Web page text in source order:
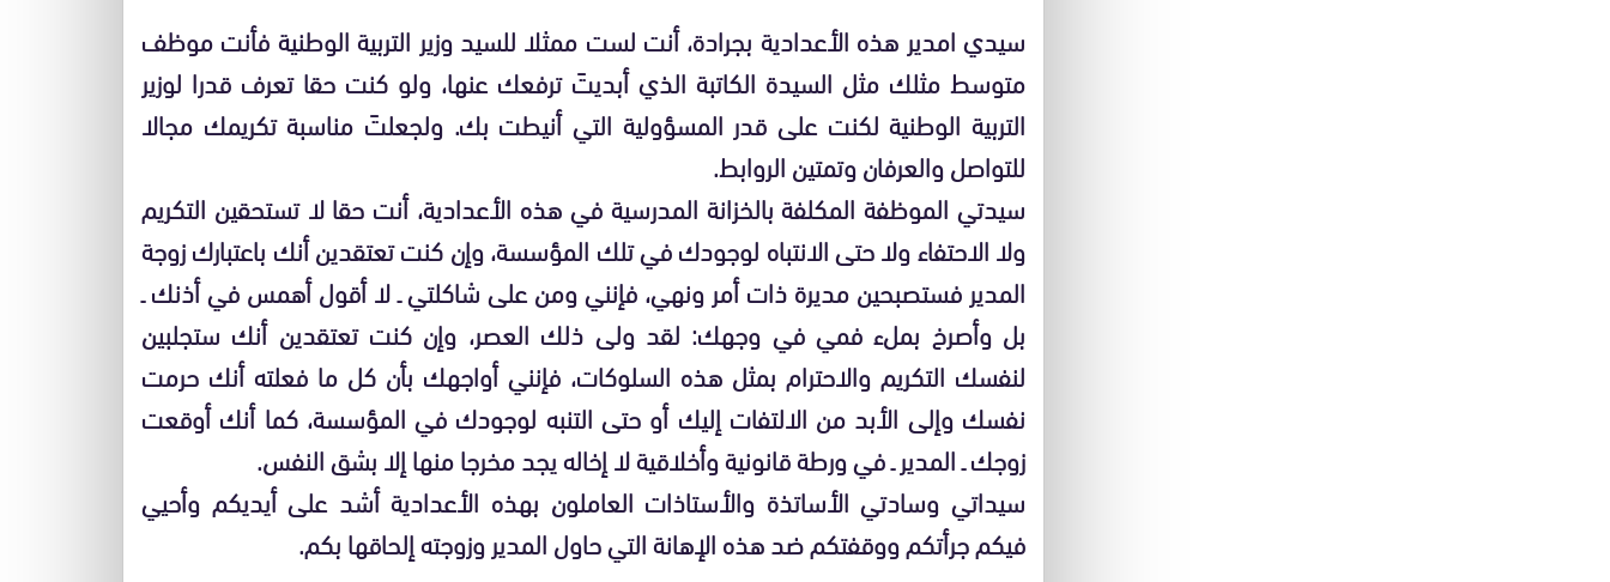
سيدي امدير هذه الأعدادية بجرادة، أنت لست ممثلا للسيد وزير التربية الوطنية فأنت موظف
متوسط مثلك مثل السيدة الكاتبة الذي أبديتَ ترفعك عنها، ولو كنت حقا تعرف قدرا لوزير
التربية الوطنية لكنت على قدر المسؤولية التي أنيطت بك. ولجعلتَ مناسبة تكريمك مجالا
للتواصل والعرفان وتمتين الروابط.
سيدتي الموظفة المكلفة بالخزانة المدرسية في هذه الأعدادية، أنت حقا لا تستحقين التكريم
ولا الاحتفاء ولا حتى الانتباه لوجودك في تلك المؤسسة، وإن كنت تعتقدين أنك باعتبارك زوجة
المدير فستصبحين مديرة ذات أمر ونهي، فإنني ومن على شاكلتي ـ لا أقول أهمس في أذنك ـ
بل وأصرخ بملء فمي في وجهك: لقد ولى ذلك العصر، وإن كنت تعتقدين أنك ستجلبين
لنفسك التكريم والاحترام بمثل هذه السلوكات، فإنني أواجهك بأن كل ما فعلته أنك حرمت
نفسك وإلى الأبد من الالتفات إليك أو حتى التنبه لوجودك في المؤسسة، كما أنك أوقعت
زوجك ـ المدير ـ في ورطة قانونية وأخلاقية لا إخاله يجد مخرجا منها إلا بشق النفس.
سيداتي وسادتي الأساتذة والأستاذات العاملون بهذه الأعدادية أشد على أيديكم وأحيي
فيكم جرأتكم ووقفتكم ضد هذه الإهانة التي حاول المدير وزوجته إلحاقها بكم.